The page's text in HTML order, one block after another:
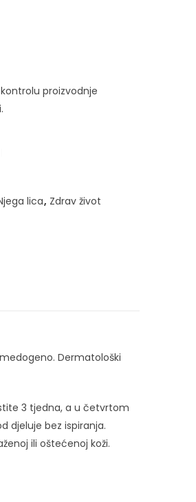
proizvodnje
lica, Zdrav život
Dermatološki
3 tjedna, a u četvrtom
djeluje bez ispiranja.
ili oštećenoj koži.